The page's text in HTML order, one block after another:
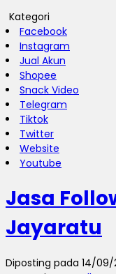
Kategori
Facebook
Instagram
Jual Akun
Shopee
Snack Video
Telegram
Tiktok
Twitter
Website
Youtube
Jasa
Jayaratu
Diposting pada 14/09/